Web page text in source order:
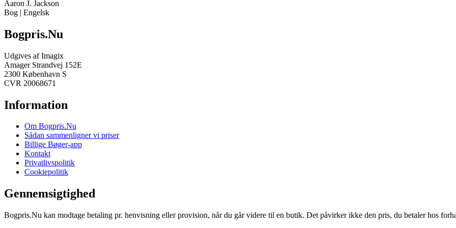
Aaron J. Jackson
Bog | Engelsk
Bogpris.Nu
Udgives af Imagix
Amager Strandvej 152E
2300 København S
CVR 20068671
Information
Om Bogpris.Nu
Sådan sammenligner vi priser
Billige Bøger-app
Kontakt
Privatlivspolitik
Cookiepolitik
Gennemsigtighed
Bogpris.Nu kan modtage betaling pr. henvisning eller provision, når du går videre til en butik. Det påvirker ikke den pris, du betaler hos